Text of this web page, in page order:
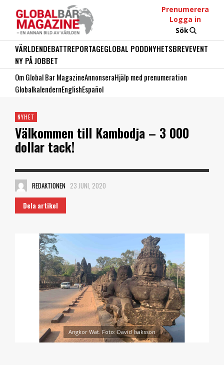
Prenumerera
Logga in
Sök
VÄRLDENDEBATTREPORTAGEGLOBAL PODDNYHETSBREVEVENT
NY PÅ JOBBET
Om Global Bar MagazineAnnonseraHjälp med prenumeration
GlobalkalendernEnglishEspañol
NYHET
Välkommen till Kambodja – 3 000
dollar tack!
REDAKTIONEN 23 JUNI, 2020
Dela artikel
Angkor Wat. Foto: David Isaksson